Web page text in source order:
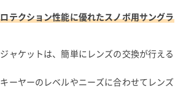
テクション性能に優れたスノボ用サングラ
ャケットは、簡単にレンズの交換が行える
ーヤーのレベルやニーズに合わせてレンズ